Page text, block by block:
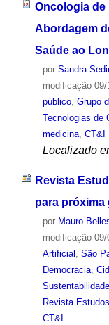
Oncologia de
Abordagem
Saúde ao
por Sandra
modificação09/
público, Grupo
Tecnologias de
medicina, CT&I
Localizado
Revista
para próxima
por Mauro
modificação09/
Artificial , São
Democracia,
Sustentabilidade
Revista
CT&I